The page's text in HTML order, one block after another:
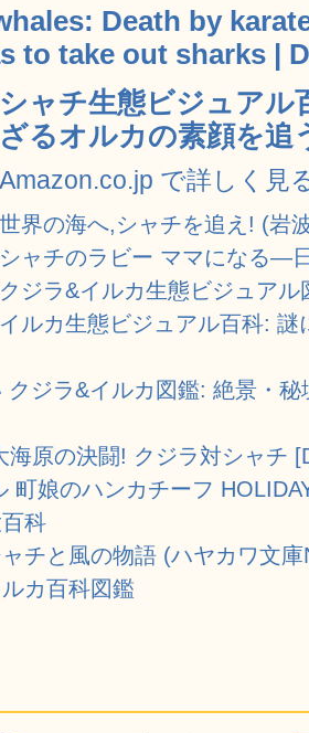
Death by
to take out sharks |
シャチ生態ビジュアル
ざるオルカの素顔を追
Amazon.co.jp で詳しく見
世界の海へ,シャチを追え! (岩
シャチのラビー ママになる―
クジラ&イルカ生態ビジュアル
イルカ生態ビジュアル百科:
クジラ&イルカ図鑑: 絶景・
海原の決闘! クジラ対シャチ
町娘のハンカチーフ
科
チと風の物語 (ハヤカワ文庫
カ百科図鑑